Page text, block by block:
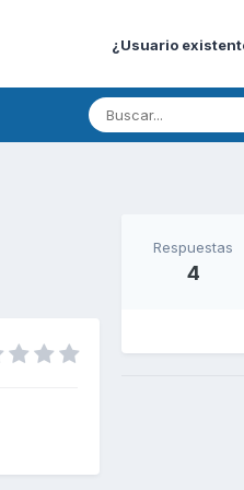
¿Usuario
Respuestas
4